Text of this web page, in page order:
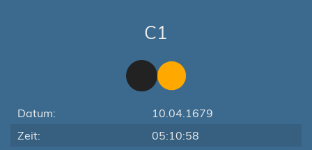
C1
Datum:
10.04.1679
Zeit:
05:10:58